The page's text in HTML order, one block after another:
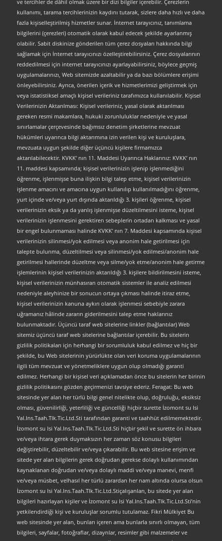
ve tercihler de dâhil olmak üzere bir dizi bilgiler içerebilir. Çerezlerin
kullanımı, tarama tercihlerinizin kaydını tutarak, sizlere daha hızlı ve daha
fazla kişiselleştirilmiş hizmetler sunar. İnternet tarayıcınız, tanımlama
bilgilerini (çerezleri) otomatik olarak kabul edecek şekilde ayarlanmış
olabilir. Sabit diskinize gönderilen tüm çerez dosyaları hakkında bilgi
sağlamak için İnternet tarayıcınızı özelleştirebilirsiniz. Çerez dosyalarının
reddedilmesi için internet tarayıcınızı ayarlayabilirsiniz, böylece geçmiş
uygulamalarınızı, Web sitemizde azaltabilir ya da bazı bölümlere erişimi
önleyebilirsiniz. Ayrıca, önerilen içerik ve hizmetlerimizi geliştirmek için
veya istatistiksel amaçlı kişisel verileriniz tarafımızca kullanılabilir. Kişisel
Verilerinizin Aktarılması: Kişisel verileriniz, yasal olarak aktarılması
gereken resmi makamlara, hukuki zorunluluklar nedeniyle ve yasal
sınırlamalar çerçevesinde bağımsız denetim şirketlerine mevzuat
hükümleri uyarınca bilgi aktarımına izin verilen kişi ve kuruluşlara,
mevzuata uygun şekilde diğer üçüncü kişilere firmamızca
aktarılabilecektir. KVKK’ nın 11. Maddesi Uyarınca Haklarınız: KVKK’ nın
11. maddesi kapsamında; kişisel verilerinizin işlenip işlenmediğini
öğrenme, işlenmişse buna ilişkin bilgi talep etme, kişisel verilerinizin
işlenme amacını ve amacına uygun kullanılıp kullanılmadığını öğrenme,
yurt içinde ve/veya yurt dışında aktarıldığı 3. kişileri öğrenme, kişisel
verilerinizin eksik ya da yanlış işlenmişse düzeltilmesini isteme, kişisel
verilerinizin işlenmesini gerektiren sebeplerin ortadan kalkması ve yasal
bir engel bulunmaması halinde KVKK’ nın 7. Maddesi kapsamında kişisel
verilerinizin silinmesi/yok edilmesi veya anonim hale getirilmesi için
talepte bulunma, düzeltilmesi veya silinmesi/yok edilmesi/anonim hale
getirilmesi hallerinde düzeltme veya silme/yok etme/anonim hale getirme
işlemlerinin kişisel verilerinizin aktarıldığı 3. kişilere bildirilmesini isteme,
kişisel verilerinizin münhasıran otomatik sistemler ile analiz edilmesi
nedeniyle aleyhinize bir sonucun ortaya çıkması halinde itiraz etme,
kişisel verilerinizin kanuna aykırı olarak işlenmesi sebebiyle zarara
uğramanız hâlinde zararın giderilmesini talep etme haklarınız
bulunmaktadır. Üçüncü taraf web sitelerine linkler (bağlantılar) Web
sitemiz üçüncü taraf web sitelerine bağlantılar içerebilir. Bu sitelerin
gizlilik politikaları için herhangi bir sorumluluk kabul edilmez ve hiç bir
şekilde, bu Web sitelerinin yürürlükte olan veri koruma uygulamalarının
ilgili tüm mevzuat ve yönetmeliklere uygun olup olmadığı garanti
edilmez. Herhangi bir kişisel veri açıklamadan önce bu sitelerin her birinin
gizlilik politikasını gözden geçirmenizi tavsiye ederiz. Feragat: Bu web
sitesinde yer alan her türlü bilgi genel nitelikte olup, doğruluğu, eksiksiz
olması, güvenilirliği, yeterliliği ve güncelliği hiçbir surette İzomont su Isi
Yal.Ins.Taah.Tlk.Tic.Ltd.Sti tarafından garanti ve taahhüt edilmemektedir.
İzomont su Isi Yal.Ins.Taah.Tlk.Tic.Ltd.Sti hiçbir şekil ve surette ön ihbara
ve/veya ihtara gerek duymaksızın her zaman söz konusu bilgileri
değiştirebilir, düzeltebilir ve/veya çıkarabilir. Bu web sitesine erişim ve
sitede yer alan bilgilerin gerek doğrudan gerekse dolaylı kullanımından
kaynaklanan doğrudan ve/veya dolaylı maddi ve/veya manevi, menfi
ve/veya müsbet, velhasıl her türlü zarardan her nam altında olursa olsun
İzomont su Isi Yal.Ins.Taah.Tlk.Tic.Ltd.Stiçalışanları, bu sitede yer alan
bilgileri hazırlayan kişiler ve İzomont su Isi Yal.Ins.Taah.Tlk.Tic.Ltd.Sti’nin
yetkilendirdiği kişi ve kuruluşlar sorumlu tutulamaz. Fikri Mülkiyet Bu
web sitesinde yer alan, bunları içeren ama bunlarla sınırlı olmayan, tüm
bilgileri, sayfalar, fotoğraflar, dizaynlar, resimler gibi malzemeler ve